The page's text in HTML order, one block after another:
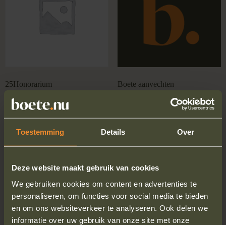
Toestemming Details Over
Deze website maakt gebruik van cookies
We gebruiken cookies om content en advertenties te
personaliseren, om functies voor social media te bieden
en om ons websiteverkeer te analyseren. Ook delen we
informatie over uw gebruik van onze site met onze
25Honorarium
25.00
Boete aanvechten
Boete aanvechten
uit 5
Boete aanvechten